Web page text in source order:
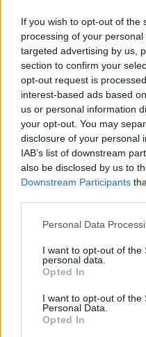
If you wish to opt-out of the
processing of your
targeted advertising by us,
section to confirm your
opt-out request is
interest-based ads based
us or personal information
your opt-out. You may
disclosure of your personal
IAB’s list of downstream
also be disclosed by us to
Downstream Participants
Personal Data
I want to opt-out of the
personal data.
Opted In
I want to opt-out of the
Personal Data.
Opted In
Eladó adatai
GALÉRIA TOVÁBBI